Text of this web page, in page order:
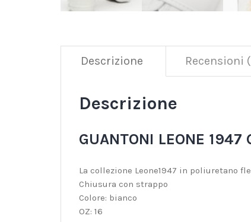
Descrizione Recensioni
Descrizione
GUANTONI LEONE
La collezione Leone1947 in poliuretano
Chiusura con strappo
Colore: bianco
OZ: 16